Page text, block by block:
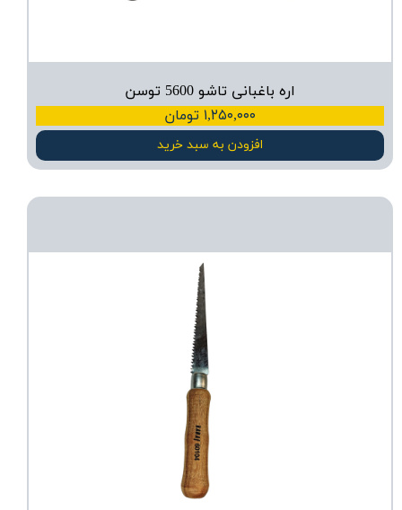
اره باغبانی تاشو 5600 توسن
۱,۲۵۰,۰۰۰ تومان
افزودن به سبد خرید